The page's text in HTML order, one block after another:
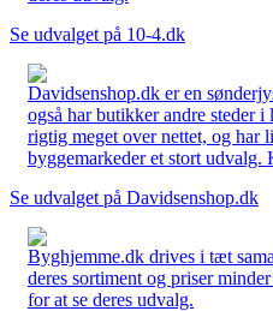
Se udvalget på 10-4.dk
Davidsenshop.dk er en
også har butikker andre steder
rigtig meget over nettet, og har
byggemarkeder et stort udvalg.
Se udvalget på Davidsenshop.dk
Byghjemme.dk drives i tæt
deres sortiment og priser
for at se deres udvalg.